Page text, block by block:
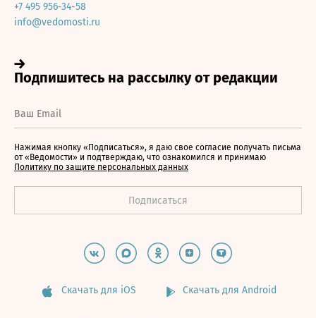
+7 495 956-34-58
info@vedomosti.ru
Нажимая кнопку «Подписаться», я даю свое согласие получать письма
от «Ведомости» и подтверждаю, что ознакомился и принимаю
Политику по защите персональных данных
Скачать для iOS Скачать для Android